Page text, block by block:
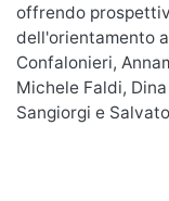
offrendo
dell'orientamento
Confalonieri,
Michele Faldi,
Sangiorgi e